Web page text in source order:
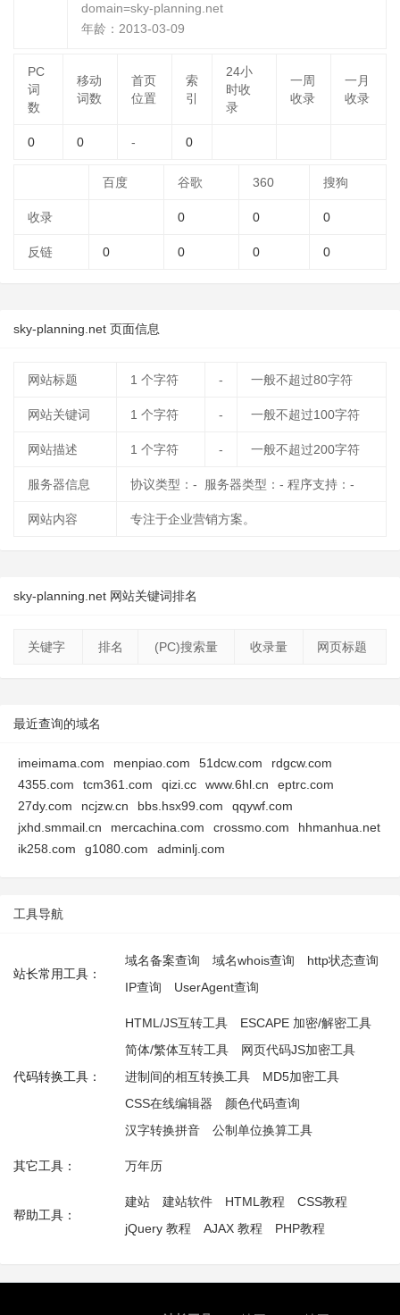
domain=sky-planning.net
年龄：2013-03-09
PC
词
数
移动
词数
首页
位置
索
引
24小
时收
录
一周
收录
一月
收录
0 0 - 0
百度 谷歌 360 搜狗
收录 0 0 0
反链 0 0 0 0
sky-planning.net 页面信息
网站标题 1 个字符 - 一般不超过80字符
网站关键词 1 个字符 - 一般不超过100字符
网站描述 1 个字符 - 一般不超过200字符
服务器信息 协议类型：- 服务器类型：- 程序支持：-
网站内容 专注于企业营销方案。
sky-planning.net 网站关键词排名
关键字 排名 (PC)搜索量 收录量 网页标题
最近查询的域名
imeimama.com menpiao.com 51dcw.com
rdgcw.com
4355.com
tcm361.com qizi.cc www.6hl.cn
eptrc.com
27dy.com
ncjzw.cn bbs.hsx99.com
qqywf.com
jxhd.smmail.cn
mercachina.com crossmo.com
hhmanhua.net
ik258.com
g1080.com adminlj.com
工具导航
站长常用工具：
域名备案查询 域名whois查询
http状态查询
IP查询
UserAgent查询
代码转换工具：
HTML/JS互转工具
ESCAPE 加密/解密工具
简体/繁体互转工具
网页代码JS加密工具
进制间的相互转换工具
MD5加密工具
CSS在线编辑器
颜色代码查询
汉字转换拼音
公制单位换算工具
其它工具： 万年历
帮助工具：
建站 建站软件 HTML教程
CSS教程
jQuery 教程
AJAX 教程 PHP教程